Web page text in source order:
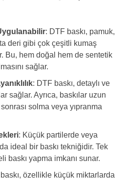
: DTF baskı, pamuk,
deri gibi çok çeşitli kumaş
Bu, hem doğal hem de sentetik
sağlar.
: DTF baskı, detaylı ve
sağlar. Ayrıca, baskılar uzun
solma veya yıpranma
: Küçük partilerde veya
ideal bir baskı tekniğidir. Tek
baskı yapma imkanı sunar.
özellikle küçük miktarlarda